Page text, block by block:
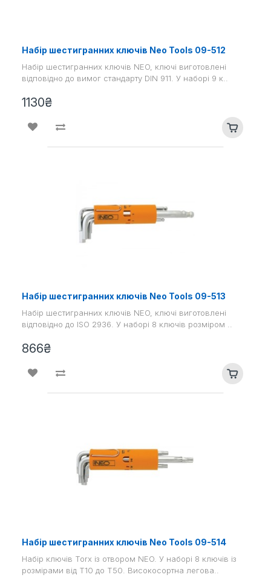
Набір шестигранних ключів Neo Tools 09-512
Набір шестигранних ключів NEO, ключі виготовлені
відповідно до вимог стандарту DIN 911. У наборі 9 к..
1130₴
Набір шестигранних ключів Neo Tools 09-513
Набір шестигранних ключів NEO, ключі виготовлені
відповідно до ISO 2936. У наборі 8 ключів розміром ..
866₴
Набір шестигранних ключів Neo Tools 09-514
Набір ключів Torx із отвором NEO. У наборі 8 ключів із
розмірами від T10 до T50. Високосортна легова..